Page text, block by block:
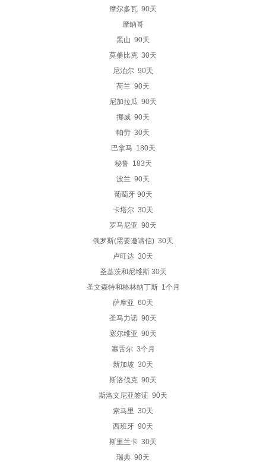
摩尔多瓦 90天
摩纳哥
黑山 90天
莫桑比克 30天
尼泊尔 90天
荷兰 90天
尼加拉瓜 90天
挪威 90天
帕劳 30天
巴拿马 180天
秘鲁 183天
波兰 90天
葡萄牙 90天
卡塔尔 30天
罗马尼亚 90天
俄罗斯(需要邀请信) 30天
卢旺达 30天
圣基茨和尼维斯 30天
圣文森特和格林纳丁斯 1个月
萨摩亚 60天
圣马力诺 90天
塞尔维亚 90天
塞舌尔 3个月
新加坡 30天
斯洛伐克 90天
斯洛文尼亚签证 90天
索马里 30天
西班牙 90天
斯里兰卡 30天
瑞典 90天